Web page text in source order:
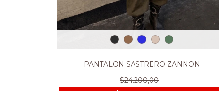
PANTALON SASTRERO ZANNON
$24.200,00